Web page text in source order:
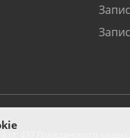
437 Гражданского